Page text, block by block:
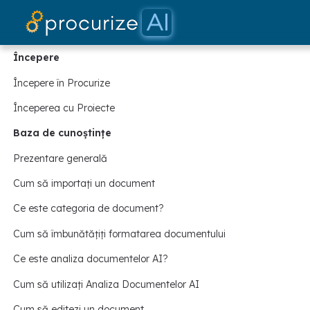
Începere
Începere în Procurize
Începerea cu Proiecte
Baza de cunoștințe
Prezentare generală
Cum să importați un document
Ce este categoria de document?
Cum să îmbunătățiți formatarea documentului
Ce este analiza documentelor AI?
Cum să utilizați Analiza Documentelor AI